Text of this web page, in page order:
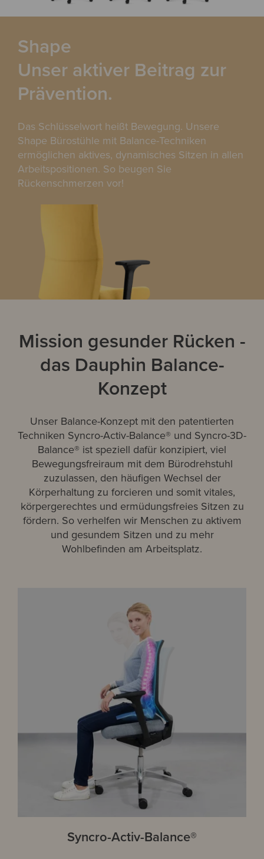
Shape
Unser aktiver Beitrag zur
Prävention.
Das Schlüsselwort heißt Bewegung. Unsere
Shape Bürostühle mit Balance-Techniken
ermöglichen aktives, dynamisches Sitzen in allen
Arbeitspositionen. So beugen Sie
Rückenschmerzen vor!
Mission gesunder Rücken -
das Dauphin Balance-
Konzept
Unser Balance-Konzept mit den patentierten
Techniken Syncro-Activ-Balance® und Syncro-3D-
Balance® ist speziell dafür konzipiert, viel
Bewegungsfreiraum mit dem Bürodrehstuhl
zuzulassen, den häufigen Wechsel der
Körperhaltung zu forcieren und somit vitales,
körpergerechtes und ermüdungsfreies Sitzen zu
fördern. So verhelfen wir Menschen zu aktivem
und gesundem Sitzen und zu mehr
Wohlbefinden am Arbeitsplatz.
Syncro-Activ-Balance®